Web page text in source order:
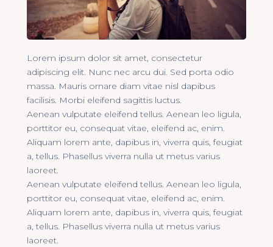
Lorem ipsum dolor sit amet, consectetur
adipiscing elit. Nunc nec arcu dui. Sed porta odio
massa. Mauris ornare diam vitae nisl dapibus
facilisis. Morbi eleifend sagittis luctus.
Aenean vulputate eleifend tellus. Aenean leo ligula,
porttitor eu, consequat vitae, eleifend ac, enim.
Aliquam lorem ante, dapibus in, viverra quis, feugiat
a, tellus. Phasellus viverra nulla ut metus varius
laoreet.
Aenean vulputate eleifend tellus. Aenean leo ligula,
porttitor eu, consequat vitae, eleifend ac, enim.
Aliquam lorem ante, dapibus in, viverra quis, feugiat
a, tellus. Phasellus viverra nulla ut metus varius
laoreet.